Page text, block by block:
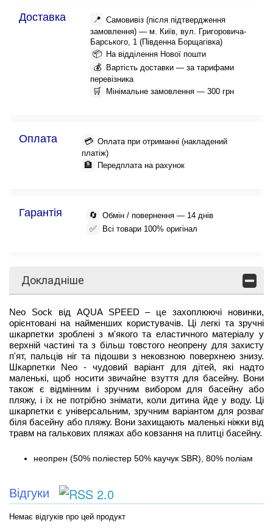
Доставка 📍 Самовивіз (після підтвердження
замовлення) — м. Київ, вул. Григоровича-
Барського, 1 (Південна Борщагівка)
📦 На відділення Нової пошти
💰
Вартість доставки — за тарифами
перевізника
🛒 Мінімальне замовлення — 300 грн
Оплата 💳 Оплата при отриманні (накладений
платіж)
🏦 Передплата на рахунок
Гарантія 🔄 Обмін / повернення — 14 днів
✅ Всі товари 100% оригінал
Докладніше
Neo Sock від AQUA SPEED – це захоплюючі новинки,
орієнтовані на найменших користувачів. Ці легкі та зручні
шкарпетки зроблені з м'якого та еластичного матеріалу у
верхній частині та з більш товстого неопрену для захисту
п'ят, пальців ніг та підошви з нековзною поверхнею знизу.
Шкарпетки Neo - чудовий варіант для дітей, які надто
маленькі, щоб носити звичайне взуття для басейну. Вони
також є відмінним і зручним вибором для басейну або
пляжу, і їх не потрібно знімати, коли дитина йде у воду. Ці
шкарпетки є універсальним, зручним варіантом для розваг
біля басейну або пляжу. Вони захищають маленькі ніжки від
травм на галькових пляжах або ковзання на плитці басейну.
неопрен (50% поліестер 50% каучук SBR), 80% поліам
Відгуки
Немає відгуків про цей продукт